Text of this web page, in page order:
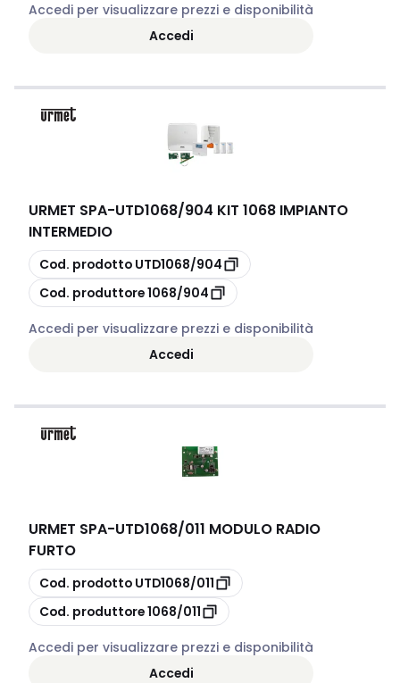
Accedi per visualizzare prezzi e disponibilità
Accedi
URMET SPA-UTD1068/904 KIT 1068 IMPIANTO
INTERMEDIO
copia
Cod. prodotto UTD1068/904
copia
Cod. produttore1068/904
Accedi per visualizzare prezzi e disponibilità
Accedi
URMET SPA-UTD1068/011 MODULO RADIO
FURTO
copia
Cod. prodotto UTD1068/011
copia
Cod. produttore1068/011
Accedi per visualizzare prezzi e disponibilità
Accedi